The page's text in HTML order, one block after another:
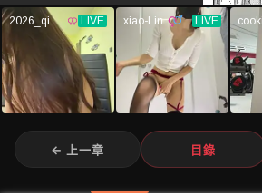
← 上一章 目錄